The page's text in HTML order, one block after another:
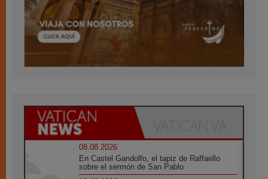
08.08.2026
En Castel Gandolfo, el tapiz de Raffaello
sobre el sermón de San Pablo